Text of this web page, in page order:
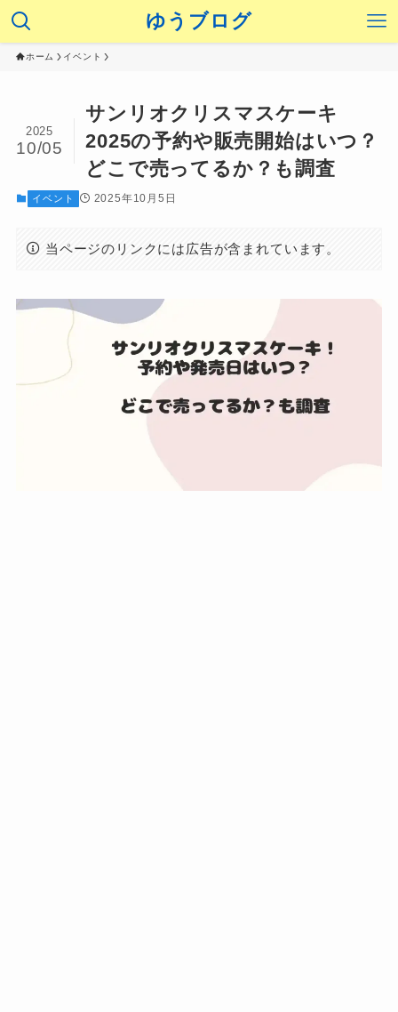
ゆうブログ
ホーム イベント
サンリオクリスマスケーキ
2025の予約や販売開始はいつ？
どこで売ってるか？も調査
2025
10/05
イベント 2025年10月5日
当ページのリンクには広告が含まれています。